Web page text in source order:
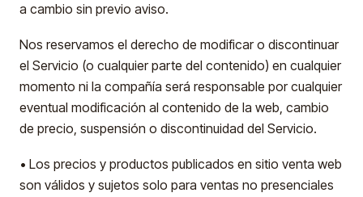
a cambio sin previo aviso.
Nos reservamos el derecho de modificar o discontinuar
el Servicio (o cualquier parte del contenido) en cualquier
momento ni la compañía será responsable por cualquier
eventual modificación al contenido de la web, cambio
de precio, suspensión o discontinuidad del Servicio.
• Los precios y productos publicados en sitio venta web
son válidos y sujetos solo para ventas no presenciales